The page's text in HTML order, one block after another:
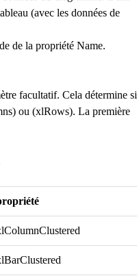
(avec les données de
de la propriété Name.
facultatif. Cela détermine si
ou (xlRows). La première